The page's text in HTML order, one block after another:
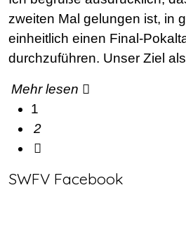
zweiten Mal gelungen ist, in
einheitlich einen Final-
durchzuführen. Unser Ziel
Mehr lesen
1
2
SWFV Facebook